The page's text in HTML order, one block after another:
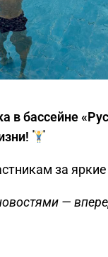
в бассейне
за
—